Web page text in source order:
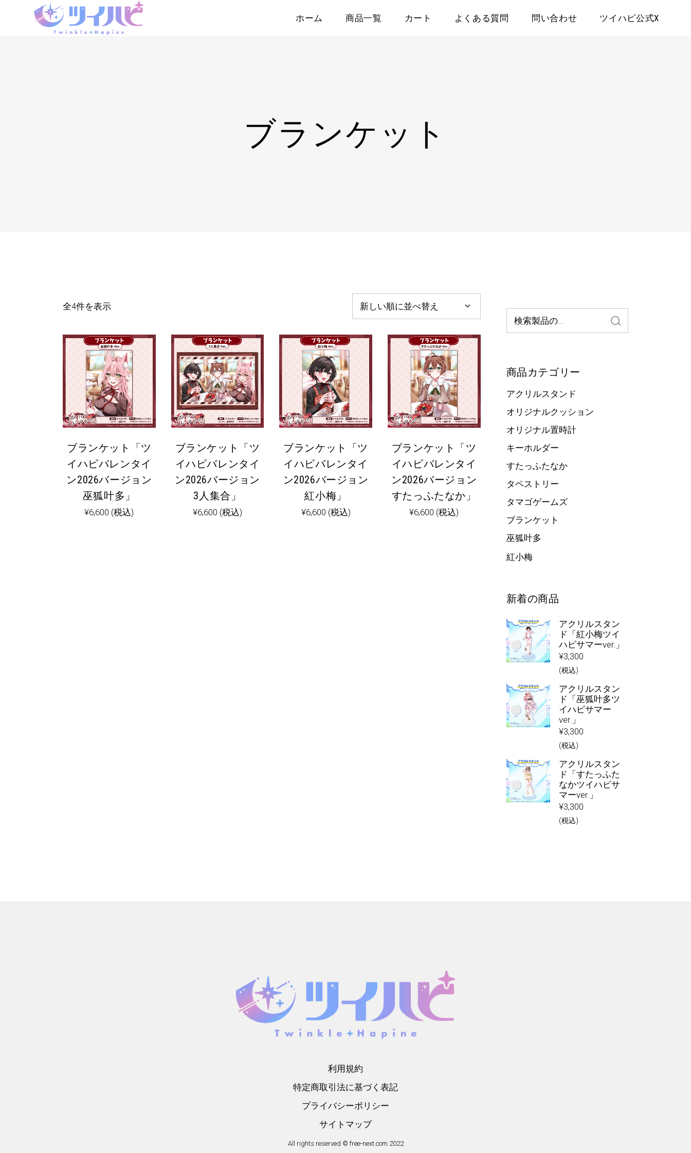
ホーム 商品一覧 カート よくある質問 問い合わせ ツイハピ公式X
ブランケット
全4件を表示新
い
順
新しい順に並べ替え
ブランケット「ツ
イハピバレンタイ
ン2026バージョン
巫狐叶多」
¥6,600 (税込)
ブランケット「ツ
イハピバレンタイ
ン2026バージョン
3人集合」
¥6,600 (税込)
ブランケット「ツ
イハピバレンタイ
ン2026バージョン
紅小梅」
¥6,600 (税込)
ブランケット「ツ
イハピバレンタイ
ン2026バージョン
すたっふたなか」
¥6,600 (税込)
索:
商品カテゴリー
アクリルスタンド
オリジナルクッション
オリジナル置時計
キーホルダー
すたっふたなか
タペストリー
タマゴゲームズ
ブランケット
巫狐叶多
紅小梅
新着の商品
アクリルスタン
ド「紅小梅ツイ
ハピサマーver.」
¥3,300
(税込)
アクリルスタン
ド「巫狐叶多ツ
イハピサマー
ver.」
¥3,300
(税込)
アクリルスタン
ド「すたっふた
なかツイハピサ
マーver.」
¥3,300
(税込)
利用規約
特定商取引法に基づく表記
プライバシーポリシー
サイトマップ
All rights reserved © free-next.com 2022